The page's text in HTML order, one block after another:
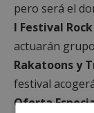
pero será el
I Festival
actuarán
Rakatoons y
festival
Oferta